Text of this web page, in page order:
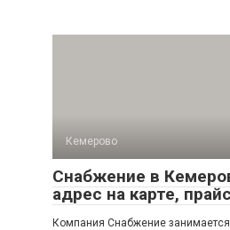
Кемерово
Снабжение в
адрес на карте,
Компания Снабжение